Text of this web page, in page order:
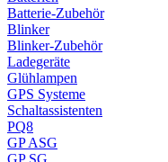
Batterie-Zubehör
Blinker
Blinker-Zubehör
Ladegeräte
Glühlampen
GPS Systeme
Schaltassistenten
PQ8
GP ASG
GP SG